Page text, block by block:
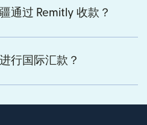
通过 Remitly 收款？
行国际汇款？